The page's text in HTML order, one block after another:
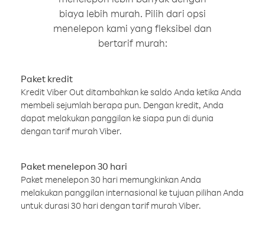
biaya lebih murah. Pilih dari opsi
menelepon kami yang fleksibel dan
bertarif murah:
Paket kredit
Kredit Viber Out ditambahkan ke saldo Anda ketika Anda
membeli sejumlah berapa pun. Dengan kredit, Anda
dapat melakukan panggilan ke siapa pun di dunia
dengan tarif murah Viber.
Paket menelepon 30 hari
Paket menelepon 30 hari memungkinkan Anda
melakukan panggilan internasional ke tujuan pilihan Anda
untuk durasi 30 hari dengan tarif murah Viber.